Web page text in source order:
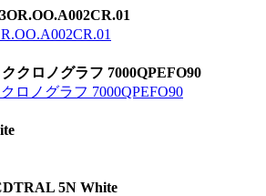
クロノグラフ 7000QPEFO90
ロノグラフ 7000QPEFO90
5N White